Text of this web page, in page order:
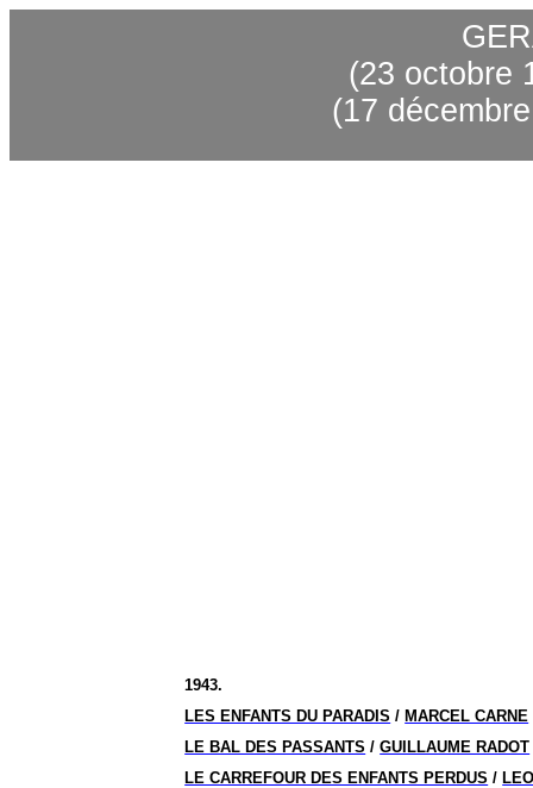
(23 octobre
(17
1943.
LES ENFANTS DU PARADIS / MARCEL CARNE
LE BAL DES PASSANTS /GUILLAUME RADOT
LE CARREFOUR DES ENFANTS PERDUS /